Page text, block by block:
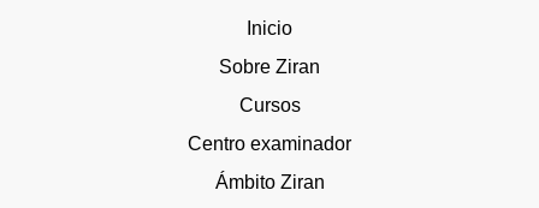
Inicio
Sobre Ziran
Cursos
Centro examinador
Ámbito Ziran